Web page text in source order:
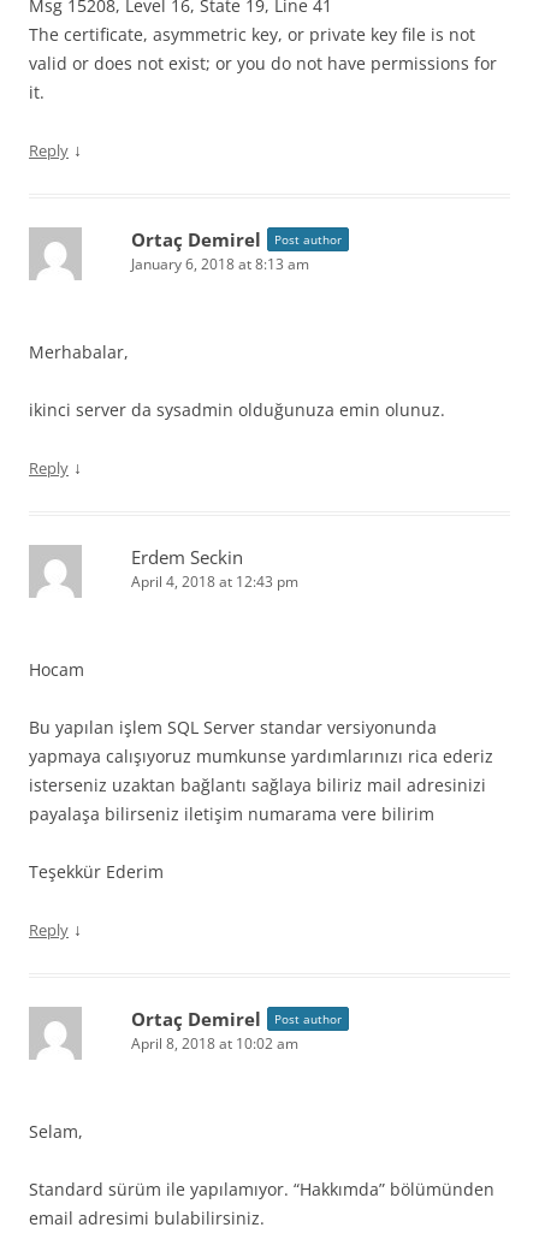
Msg 15208, Level 16, State 19, Line 41
The certificate, asymmetric key, or private key file is not
valid or does not exist; or you do not have permissions for
it.
Reply ↓
Ortaç Demirel Post author
January 6, 2018 at 8:13 am
Merhabalar,
ikinci server da sysadmin olduğunuza emin olunuz.
Reply ↓
Erdem Seckin
April 4, 2018 at 12:43 pm
Hocam
Bu yapılan işlem SQL Server standar versiyonunda
yapmaya calışıyoruz mumkunse yardımlarınızı rica ederiz
isterseniz uzaktan bağlantı sağlaya biliriz mail adresinizi
payalaşa bilirseniz iletişim numarama vere bilirim
Teşekkür Ederim
Reply ↓
Ortaç Demirel Post author
April 8, 2018 at 10:02 am
Selam,
Standard sürüm ile yapılamıyor. “Hakkımda” bölümünden
email adresimi bulabilirsiniz.